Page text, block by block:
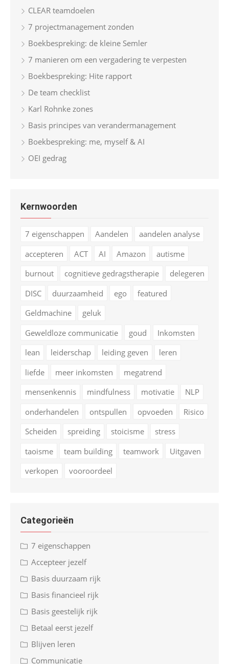
CLEAR teamdoelen
7 projectmanagement zonden
Boekbespreking: de kleine Semler
7 manieren om een vergadering te verpesten
Boekbespreking: Hite rapport
De team checklist
Karl Rohnke zones
Basis principes van verandermanagement
Boekbespreking: me, myself & AI
OEI gedrag
Kernwoorden
7 eigenschappen Aandelen
aandelen analyse
accepteren
ACT AI Amazon
autisme
burnout
cognitieve gedragstherapie
delegeren
DISC
duurzaamheid ego
featured
Geldmachine
geluk
Geweldloze communicatie
goud
Inkomsten
lean
leiderschap leiding geven
leren
liefde
meer inkomsten
megatrend
mensenkennis
mindfulness motivatie
NLP
onderhandelen
ontspullen opvoeden
Risico
Scheiden
spreiding stoicisme
stress
taoisme
team building teamwork
Uitgaven
verkopen
vooroordeel
Categorieën
7 eigenschappen
Accepteer jezelf
Basis duurzaam rijk
Basis financieel rijk
Basis geestelijk rijk
Betaal eerst jezelf
Blijven leren
Communicatie